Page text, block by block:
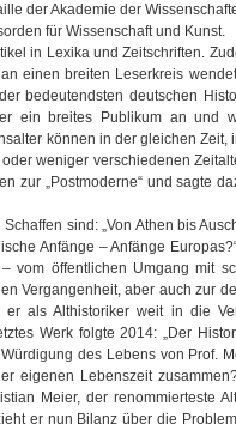
der Akademie der
für Wissenschaft und Kunst.
in Lexika und Zeitschriften.
einen breiten Leserkreis
bedeutendsten deutschen
ein breites Publikum an und
können in der gleichen
weniger verschiedenen
zur „Postmoderne“ und sagte
sind: „Von Athen bis
Anfänge – Anfänge
vom öffentlichen Umgang mit
Vergangenheit, aber auch zur
als Althistoriker weit in die
Werk folgte 2014: „Der
des Lebens von Prof.
eigenen Lebenszeit
Meier, der renommierteste
er nun Bilanz über die